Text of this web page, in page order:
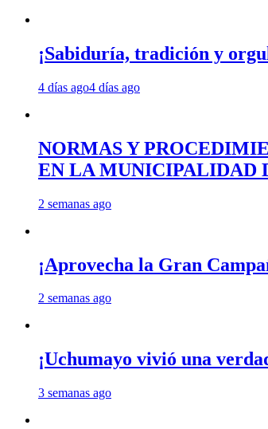
¡Sabiduría, tradición y
4 días ago4 días ago
NORMAS Y
EN LA MUNICIPALIDAD
2 semanas ago
¡Aprovecha la Gran
2 semanas ago
¡Uchumayo vivió una
3 semanas ago